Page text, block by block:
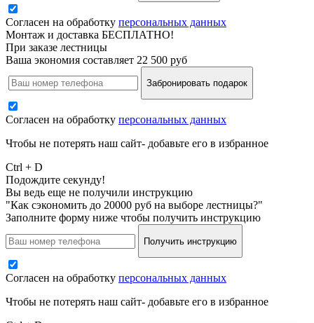
Согласен на обработку персональных данных
Монтаж и доставка БЕСПЛАТНО!
При заказе лестницы
Ваша экономия составляет 22 500 руб
Забронировать подарок
Согласен на обработку персональных данных
Чтобы не потерять наш сайт- добавьте его в избранное
Ctrl + D
Подождите секунду!
Вы ведь еще не получили инструкцию
"Как сэкономить до 20000 руб на выборе лестницы?"
Заполните форму ниже чтобы получить инструкцию
Получить инструкцию
Согласен на обработку персональных данных
Чтобы не потерять наш сайт- добавьте его в избранное